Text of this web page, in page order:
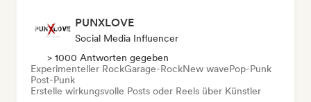
PUNXLOVE
Social Media Influencer
> 1000 Antworten gegeben
Experimenteller RockGarage-RockNew wavePop-Punk
Post-Punk
Erstelle wirkungsvolle Posts oder Reels über Künstler